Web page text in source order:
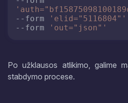
--form
'elid="5116804"'
--form
'out="json"'
Po užklausos atlikimo, galime
stabdymo procese.